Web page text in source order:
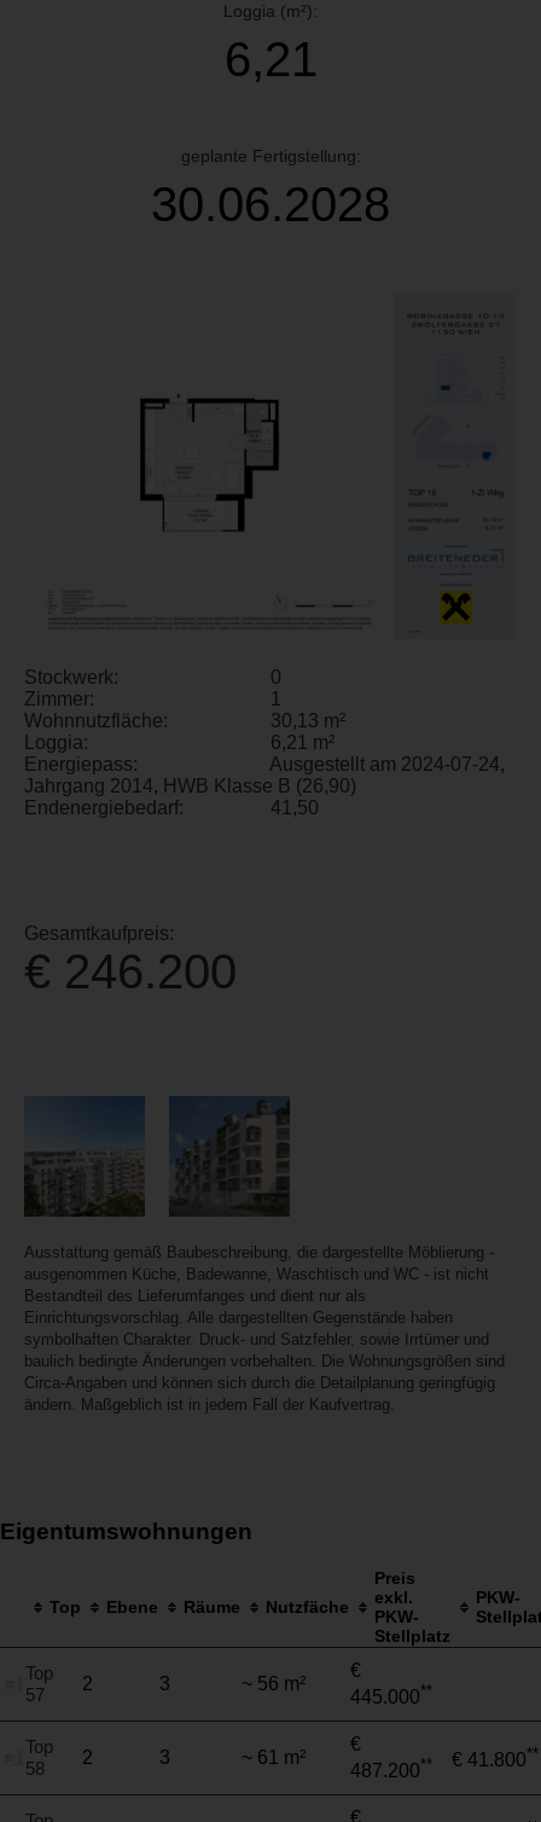
Loggia (m²):
6,21
geplante Fertigstellung:
30.06.2028
Stockwerk:
0
Zimmer:
1
Wohnnutzfläche:
30,13 m²
Loggia:
6,21 m²
Energiepass:
Ausgestellt am 2024-07-24,
Jahrgang 2014, HWB Klasse B (26,90)
Endenergiebedarf:
41,50
Gesamtkaufpreis:
€ 246.200
Ausstattung gemäß Baubeschreibung, die dargestellte Möblierung -
ausgenommen Küche, Badewanne, Waschtisch und WC - ist nicht
Bestandteil des Lieferumfanges und dient nur als
Einrichtungsvorschlag. Alle dargestellten Gegenstände haben
symbolhaften Charakter. Druck- und Satzfehler, sowie Irrtümer und
baulich bedingte Änderungen vorbehalten. Die Wohnungsgrößen sind
Circa-Angaben und können sich durch die Detailplanung geringfügig
ändern. Maßgeblich ist in jedem Fall der Kaufvertrag.
Eigentumswohnungen
Top Ebene Räume Nutzfäche
Preis
exkl.
PKW-
Stellplatz
PKW-
Top
57
2 3 ~ 56 m²
€
445.000**
Top
58
2 3 ~ 61 m²
€
487.200** € 41.800**